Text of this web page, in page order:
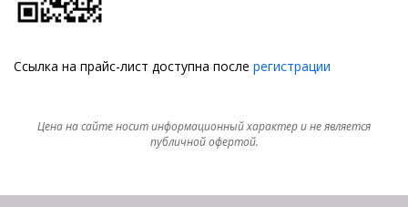
Ссылка на прайс-лист доступна после регистрации
Цена на сайте носит информационный характер и не является
публичной офертой.